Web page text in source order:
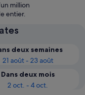
million
entier.
deux semaines
21 août - 23 août
Dans deux mois
2 oct. - 4 oct.